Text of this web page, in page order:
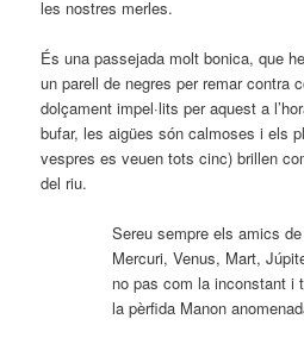
les nostres merles.
És una passejada molt bonica, que
un parell de negres per remar contra
dolçament impel·lits per aquest a
bufar, les aigües són calmoses i els
vespres es veuen tots cinc) brillen
del riu.
Sereu sempre els amics
Mercuri, Venus, Mart,
no pas com la inconstant i
la pèrfida Manon